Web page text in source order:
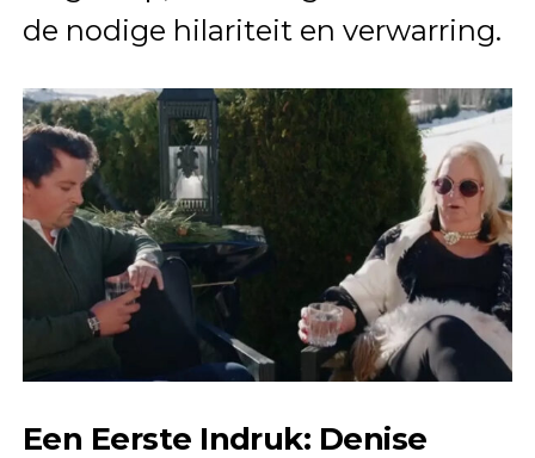
de nodige hilariteit en verwarring.
Een Eerste Indruk: Denise